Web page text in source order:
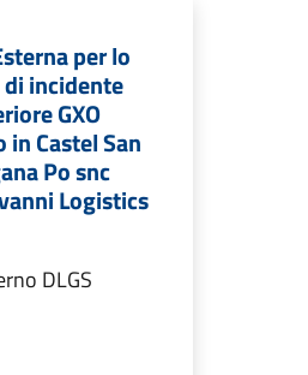
per lo
incidente
GXO
Castel San
Po snc
Logistics
DLGS